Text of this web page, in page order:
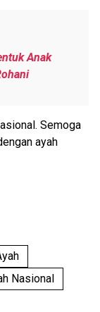
Anak
Semoga
ayah
Nasional